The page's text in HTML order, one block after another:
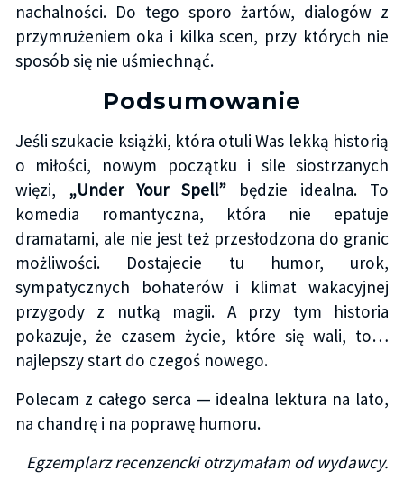
nachalności. Do tego sporo żartów, dialogów z
przymrużeniem oka i kilka scen, przy których nie
sposób się nie uśmiechnąć.
Podsumowanie
Jeśli szukacie książki, która otuli Was lekką historią
o miłości, nowym początku i sile siostrzanych
więzi, „Under Your Spell” będzie idealna. To
komedia romantyczna, która nie epatuje
dramatami, ale nie jest też przesłodzona do granic
możliwości. Dostajecie tu humor, urok,
sympatycznych bohaterów i klimat wakacyjnej
przygody z nutką magii. A przy tym historia
pokazuje, że czasem życie, które się wali, to…
najlepszy start do czegoś nowego.
Polecam z całego serca — idealna lektura na lato,
na chandrę i na poprawę humoru.
Egzemplarz recenzencki otrzymałam od wydawcy.